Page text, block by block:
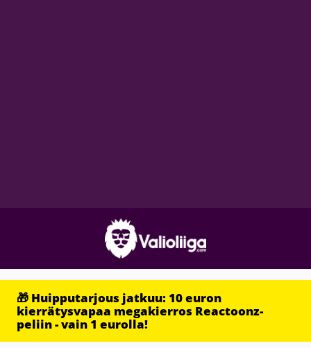
🎁 Huipputarjous jatkuu: 10 euron
kierrätysvapaa megakierros Reactoonz-
peliin - vain 1 eurolla!